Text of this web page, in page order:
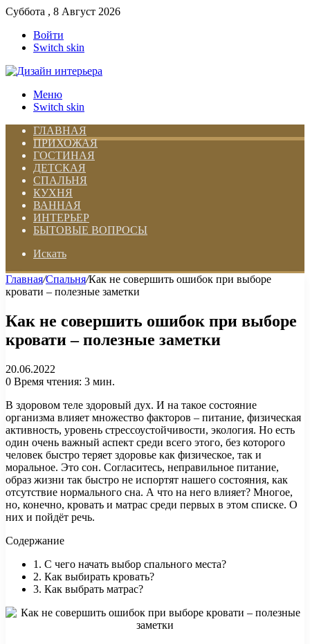
Суббота , 8 Август 2026
Войти
Switch skin
Меню
Switch skin
ГЛАВНАЯ
ПРИХОЖАЯ
ГОСТИНАЯ
ДЕТСКАЯ
СПАЛЬНЯ
КУХНЯ
ВАННАЯ
ИНТЕРЬЕР
БЫТОВЫЕ ВОПРОСЫ
Искать
Главная/Спальня/Как не совершить ошибок при выборе
кровати – полезные заметки
Как не совершить ошибок при выборе
кровати – полезные заметки
20.06.2022
0 Время чтения: 3 мин.
В здоровом теле здоровый дух. И на такое состояние
организма влияет множество факторов – питание, физическая
активность, уровень стрессоустойчивости, экология. Но есть
один очень важный аспект среди всего этого, без которого
человек быстро теряет здоровье как физическое, так и
моральное. Это сон. Согласитесь, неправильное питание,
образ жизни так быстро не испортят нашего состояния, как
отсутствие нормального сна. А что на него влияет? Многое,
но, конечно, кровать и матрас среди первых в этом списке. О
них и пойдёт речь.
Содержание
1. С чего начать выбор спального места?
2. Как выбирать кровать?
3. Как выбрать матрас?